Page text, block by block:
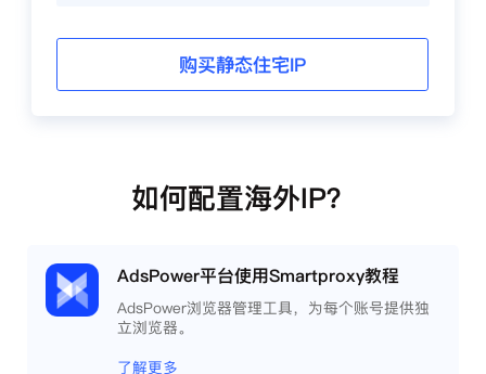
购买静态住宅IP
如何配置海外IP？
AdsPower平台使用Smartproxy教程
AdsPower浏览器管理工具，为每个账号提供独
立浏览器。
了解更多